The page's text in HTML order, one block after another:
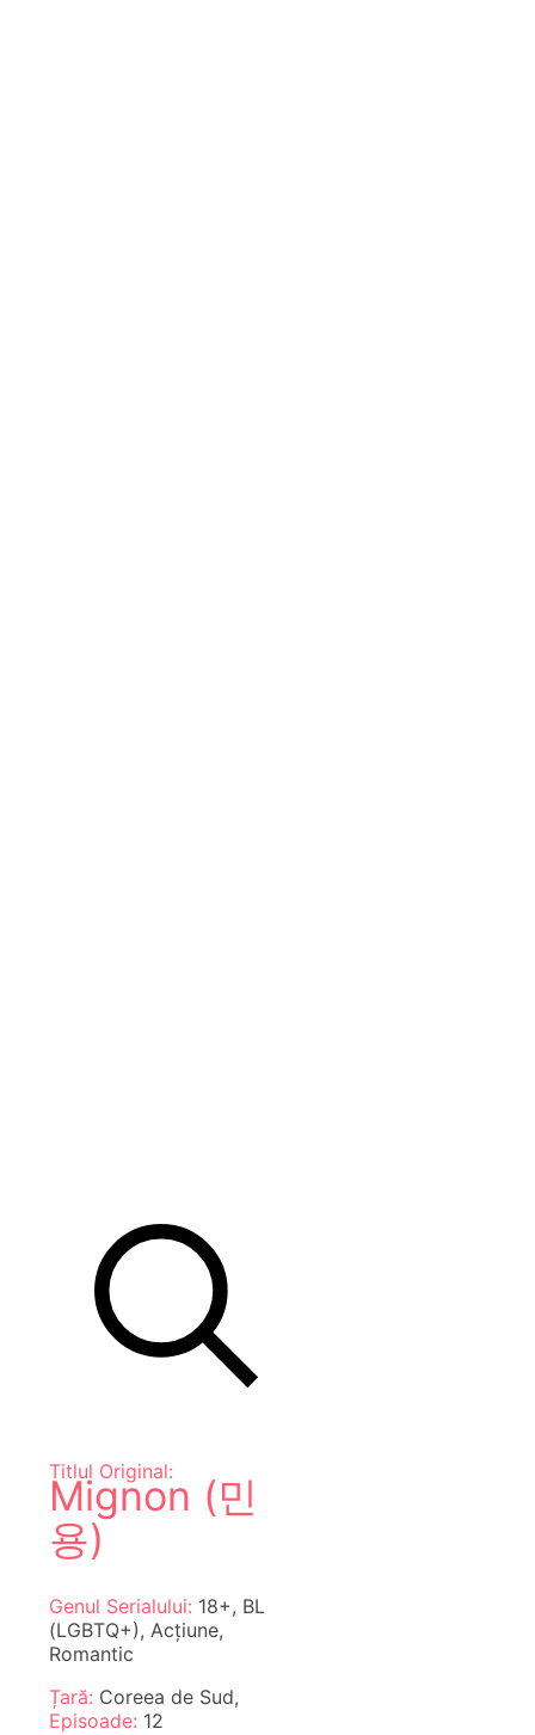
Titlul Original:
Mignon (민
용)
Genul Serialului: 18+, BL
(LGBTQ+), Acțiune,
Romantic
Țară: Coreea de Sud,
Episoade: 12